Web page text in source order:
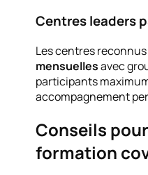
Centres leaders
Les centres
mensuellesavec
participants
accompagnement
Conseils
formation